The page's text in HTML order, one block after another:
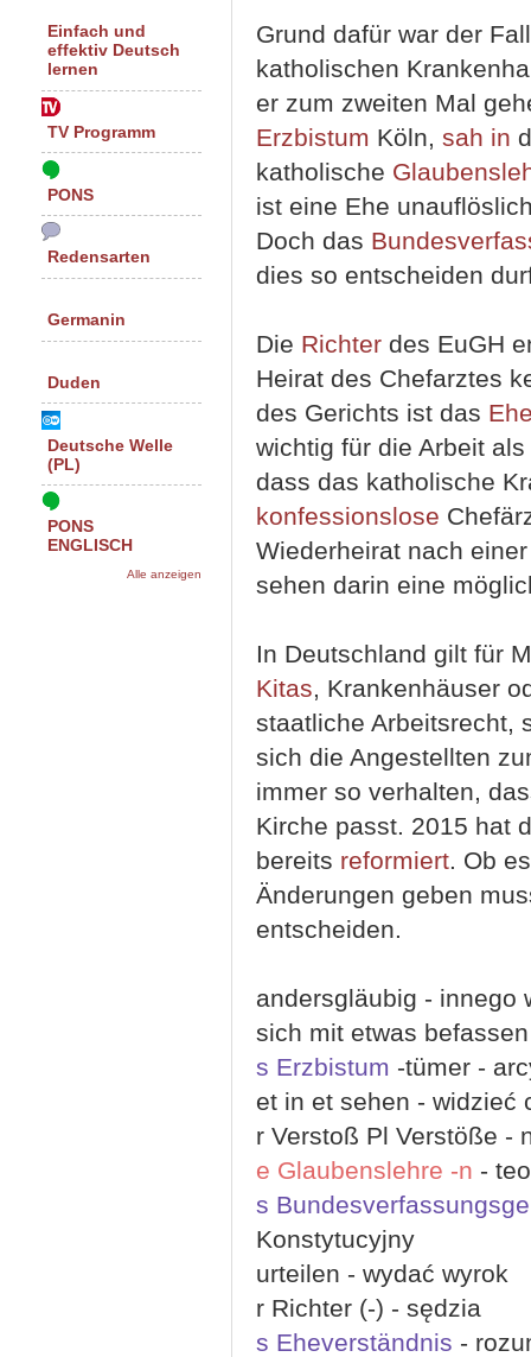
Grund dafür war der
katholischen
er zum zweiten Mal
Erzbistum Köln, sah in
katholische
ist eine Ehe
Doch das
dies so entscheiden
Die Richter des EuGH
Heirat des Chefarztes
des Gerichts ist das
wichtig für die Arbeit
dass das katholische
konfessionslose
Wiederheirat nach
sehen darin eine
In Deutschland gilt für
Kitas, Krankenhäuser
staatliche Arbeitsrecht,
sich die Angestellten
immer so verhalten,
Kirche passt. 2015 hat
bereits reformiert. Ob
Änderungen geben
entscheiden.
andersgläubig - innego
sich mit etwas
s Erzbistum -tümer -
et in et sehen - widzieć
r Verstoß Pl Verstöße -
e Glaubenslehre -n -
s
Konstytucyjny
urteilen - wydać wyrok
r Richter (-) - sędzia
s Eheverständnis -
Einfach und
effektiv Deutsch
lernen
TV Programm
PONS
Redensarten
Germanin
Duden
Deutsche Welle
(PL)
PONS
ENGLISCH
Alle anzeigen